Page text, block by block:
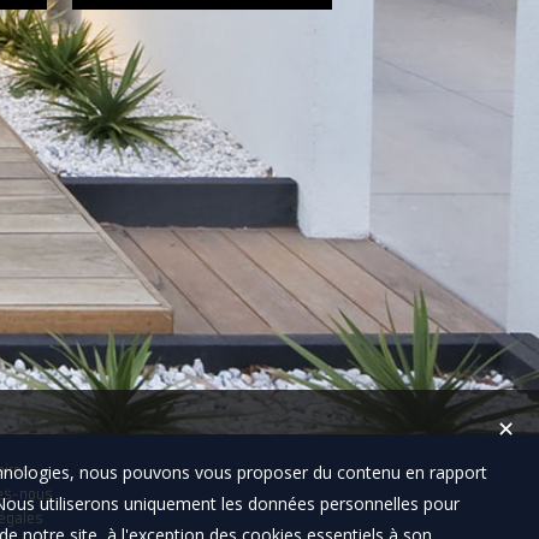
nous
✕
nous pouvons vous proposer du contenu en rapport
utiliserons uniquement les données personnelles pour